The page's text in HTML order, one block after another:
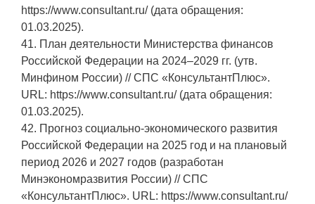
https://www.consultant.ru/ (дата обращения:
01.03.2025).
41. План деятельности Министерства финансов
Российской Федерации на 2024–2029 гг. (утв.
Минфином России) // СПС «КонсультантПлюс».
URL: https://www.consultant.ru/ (дата обращения:
01.03.2025).
42. Прогноз социально-экономического развития
Российской Федерации на 2025 год и на плановый
период 2026 и 2027 годов (разработан
Минэкономразвития России) // СПС
«КонсультантПлюс». URL: https://www.consultant.ru/